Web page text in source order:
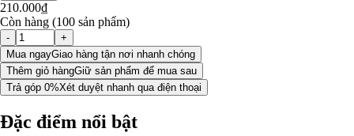
210.000₫
Còn hàng (100 sản phẩm)
-
+
Mua ngayGiao hàng tận nơi nhanh chóng
Thêm giỏ hàngGiữ sản phẩm để mua sau
Trả góp 0%Xét duyệt nhanh qua điện thoại
Đặc điểm nổi bật